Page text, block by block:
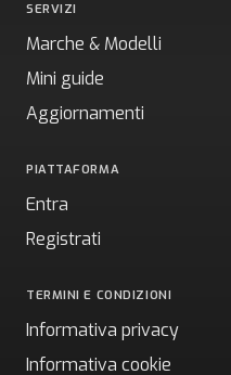
SERVIZI
Marche & Modelli
Mini guide
Aggiornamenti
PIATTAFORMA
Entra
Registrati
TERMINI E CONDIZIONI
Informativa privacy
Informativa cookie